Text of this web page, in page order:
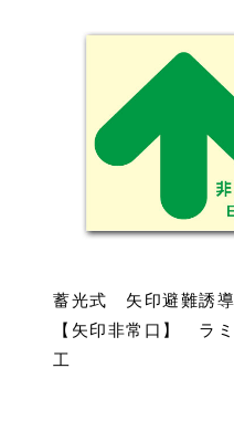
蓄光式 矢印避難誘
【矢印非常口】 ラ
工